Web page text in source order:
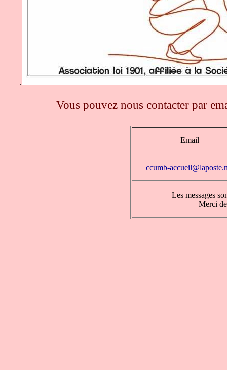
.
Vous pouvez nous contacter par
Email
ccumb-
Les messages
Merci